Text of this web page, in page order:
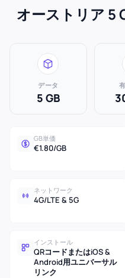
オーストリア 5
データ
5 GB
GB単価
€1.80/GB
ネットワーク
4G/LTE & 5G
インストール
QRコードまたはiOS &
Android用ユニバーサル
リンク